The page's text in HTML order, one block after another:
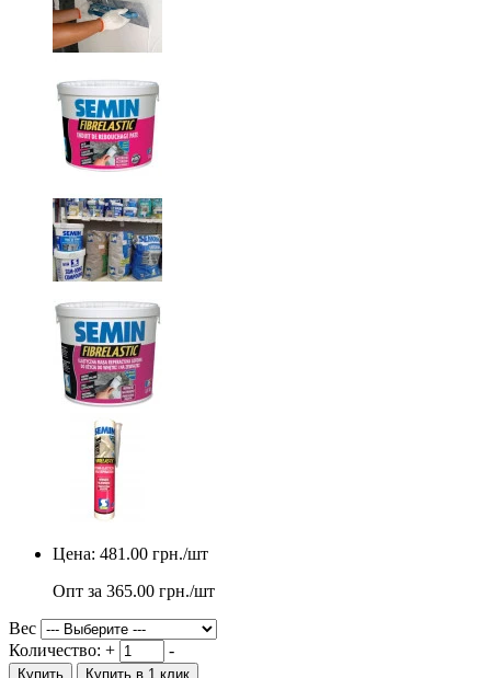
Цена: 481.00 грн./шт
Опт за 365.00 грн./шт
Вес
Количество: + -
Купить Купить в 1 клик